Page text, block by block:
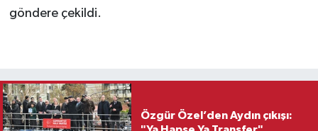
göndere çekildi.
Özgür Özel’den Aydın çıkışı: